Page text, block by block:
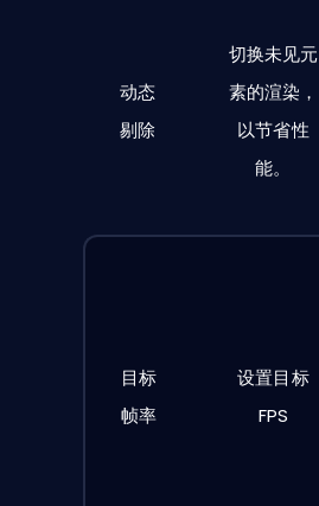
动态
剔除
切换未见元
素的渲染，
以节省性
能。
目标
帧率
设置目标
FPS